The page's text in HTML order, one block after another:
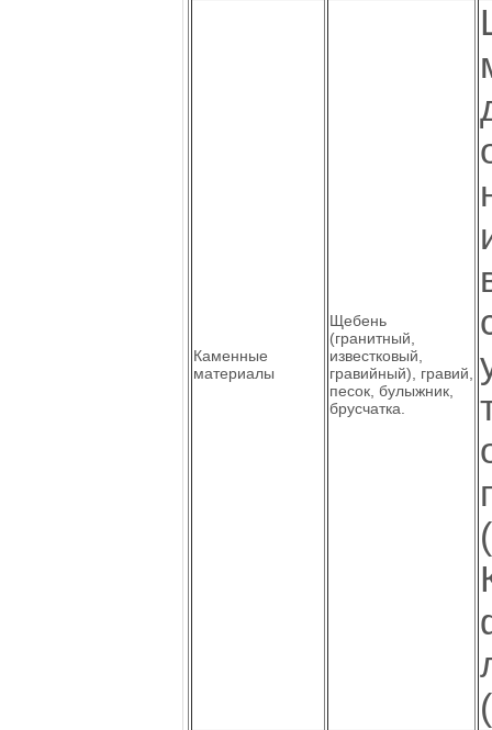
Каменные
материалы
Щебень
(гранитный,
известковый,
гравийный), гравий,
песок, булыжник,
брусчатка.